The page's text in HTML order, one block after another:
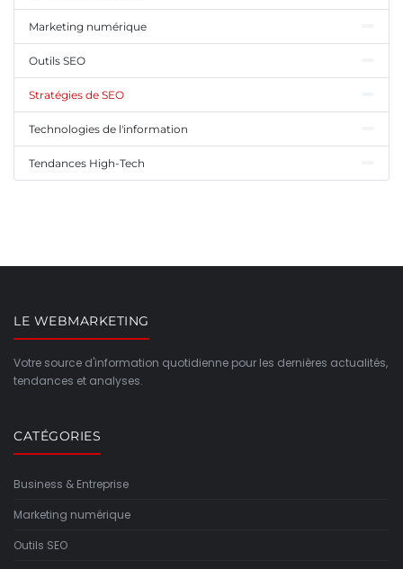
Marketing numérique
Outils SEO
Stratégies de SEO
Technologies de l'information
Tendances High-Tech
LE WEBMARKETING
Votre source d'information quotidienne pour les dernières actualités,
tendances et analyses.
CATÉGORIES
Business & Entreprise
Marketing numérique
Outils SEO